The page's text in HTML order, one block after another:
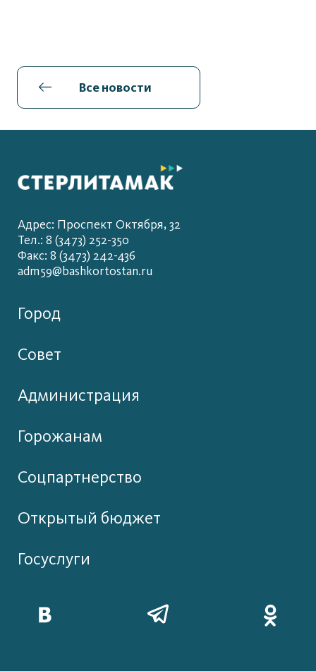
Все новости
Адрес: Проспект Октября, 32
Тел.: 8 (3473) 252-350
Факс: 8 (3473) 242-436
adm59@bashkortostan.ru
Город
Совет
Администрация
Горожанам
Соцпартнерство
Открытый бюджет
Госуслуги